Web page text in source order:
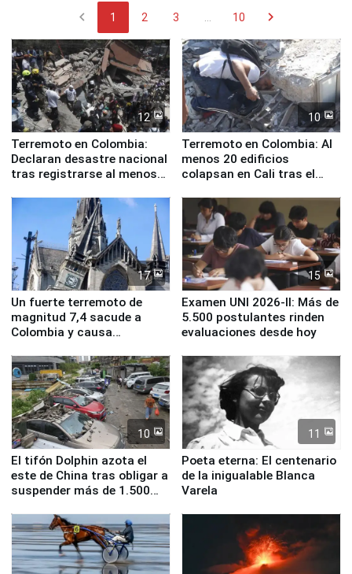
chevron_left 1 2 3 10 chevron_right
12
Terremoto en Colombia:
Declaran desastre nacional
tras registrarse al menos
10
Terremoto en Colombia: Al
menos 20 edificios
colapsan en Cali tras el
17
Un fuerte terremoto de
magnitud 7,4 sacude a
Colombia y causa
15
Examen UNI 2026-II: Más de
5.500 postulantes rinden
evaluaciones desde hoy
10
El tifón Dolphin azota el
este de China tras obligar a
suspender más de 1.500
11
Poeta eterna: El centenario
de la inigualable Blanca
Varela